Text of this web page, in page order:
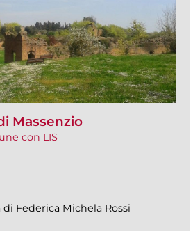
Massenzio
con LIS
Federica Michela Rossi